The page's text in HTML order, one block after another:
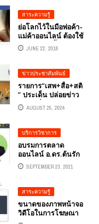
ข้าราชการใหม่ รุ่นที่
133
สาระความรู้
ย่อโลกไว้ในมือพ่อค้า-
แม่ค้าออนไลน์ ต้องใช้
เลย…ระบบซื้อของ-รับ
เงินผ่าน FACEBOOK
JUNE 22, 2018
ข่าวประชาสัมพันธ์
รายการ“เสพ+สื่อ+สติ
” ประเด็น ปล่อยข่าว
ปลอม ปั่นกระแสสร้าง
ความเสียหายต่อชีวิต
ดำเนินรายการ ดร.ต้น
รัก ธวัชชัย สุขสีดา
ทางสถานีวิทยุ
โทรทัศน์แห่ง
ประเทศไทย (NBT)
AUGUST 25, 2024
บริการวิชาการ
อบรมการตลาด
ออนไลน์ อ.ดร.ต้นรัก
เปลี่ยนเงินร้อยให้เป็น
เงินล้านกับการ
ตลาดดิจิทัล 5.0 กรม
การปกครอง
สำนักงานพัฒนา
ชุมชน
SEPTEMBER 23, 2021
สาระความรู้
ขนาดของภาพหน้าจอ
วิดีโอในการโฆษณา
FACEBOOK
วงออเงิน